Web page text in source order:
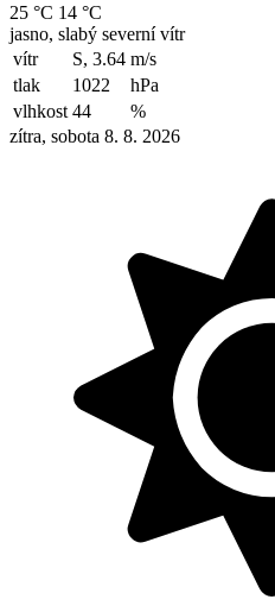
25 °C 14 °C
jasno, slabý severní vítr
vítr
S, 3.64 m/s
tlak
1022
hPa
vlhkost 44
%
zítra, sobota 8. 8. 2026